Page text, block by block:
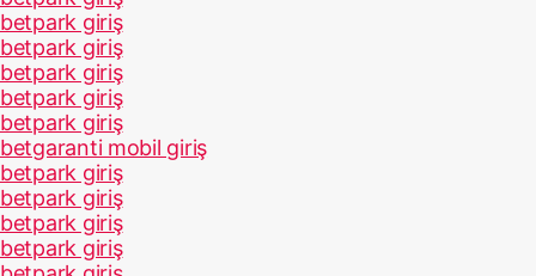
betpark giriş
betpark giriş
betpark giriş
betpark giriş
betpark giriş
betgaranti mobil giriş
betpark giriş
betpark giriş
betpark giriş
betpark giriş